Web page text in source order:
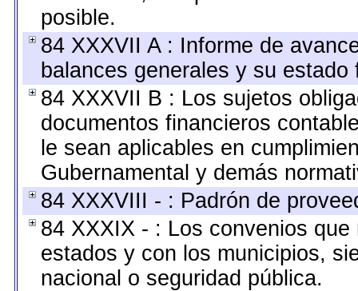
posible.
84 XXXVII A : Informe de
balances generales y su estado
84 XXXVII B : Los sujetos
documentos financieros
le sean aplicables en
Gubernamental y demás
84 XXXVIII - : Padrón de
84 XXXIX - : Los convenios
estados y con los municipios,
nacional o seguridad pública.